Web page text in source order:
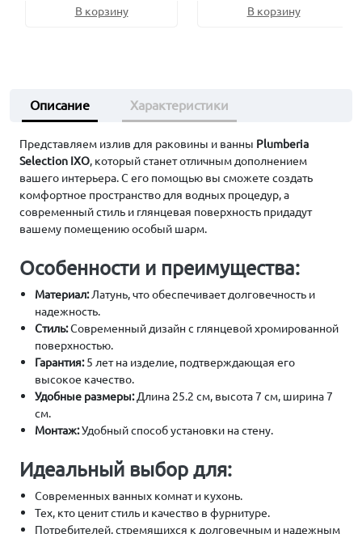
В корзину В корзину
Описание Характеристики
Представляем излив для раковины и ванны Plumberia
Selection IXO, который станет отличным дополнением
вашего интерьера. С его помощью вы сможете создать
комфортное пространство для водных процедур, а
современный стиль и глянцевая поверхность придадут
вашему помещению особый шарм.
Особенности и преимущества:
Материал:Латунь, что обеспечивает долговечность и
надежность.
Стиль:Современный дизайн с глянцевой хромированной
поверхностью.
Гарантия:5 лет на изделие, подтверждающая его
высокое качество.
Удобные размеры:Длина 25.2 см, высота 7 см, ширина 7
см.
Монтаж:Удобный способ установки на стену.
Идеальный выбор для:
Современных ванных комнат и кухонь.
Тех, кто ценит стиль и качество в фурнитуре.
Потребителей, стремящихся к долговечным и надежным